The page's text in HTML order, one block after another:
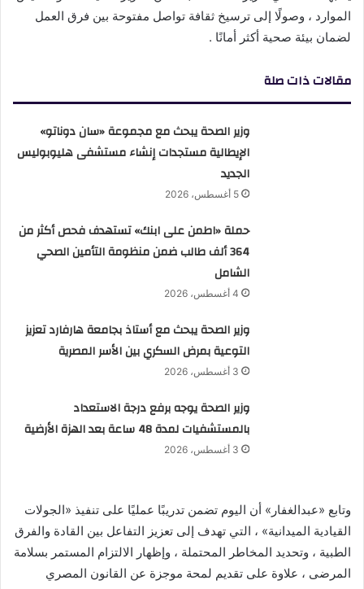
الموارد ، وصولًا إلى ترسيخ ثقافة تواصل مفتوحة بين فرق العمل
لضمان بيئة صحية أكثر أمانًا .
مقالات ذات صلة
وزير الصحة يبحث مع مجموعة «سان دوناتو»
الإيطالية مستجدات إنشاء مستشفى هليوبوليس
الجديد
5 أغسطس، 2026
حملة «اطمن على ابنك» تستهدف فحص أكثر من
364 ألف طالب ضمن منظومة التأمين الصحي
الشامل
4 أغسطس، 2026
وزير الصحة يبحث مع أستاذ بجامعة هارفارد تعزيز
التوعية بمرض السكري بين الأسر المصرية
3 أغسطس، 2026
وزير الصحة يوجه برفع درجة الاستعداد
بالمستشفيات لمدة 48 ساعة بعد الهزة الأرضية
3 أغسطس، 2026
وتابع «عبدالغفار» أن اليوم تضمن تدريبًا عمليًا على تنفيذ «الجولات
القيادية الميدانية» ، التي تهدف إلى تعزيز التفاعل بين القادة والفرق
الطبية ، وتحديد المخاطر المحتملة ، وإظهار الالتزام المستمر بسلامة
المرضى ، علاوة على تقديم لمحة موجزة عن القانون المصري